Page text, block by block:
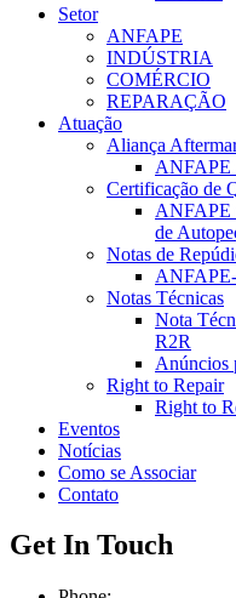
Setor
ANFAPE
INDÚSTRIA
COMÉRCIO
REPARAÇÃO
Atuação
Aliança
ANFAPE
Certificação de
ANFAPE
de
Notas de
Notas Técnicas
Nota
R2R
Anúncios
Right to Repair
Right to
Eventos
Notícias
Como se Associar
Contato
Get In Touch